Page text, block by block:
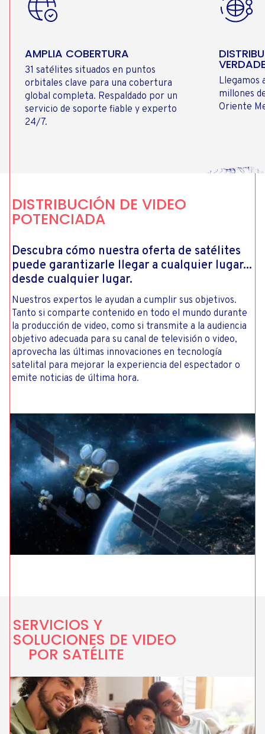
AMPLIA COBERTURA
31 satélites situados en puntos
orbitales clave para una cobertura
global completa. Respaldado por un
servicio de soporte fiable y experto
24/7.
Llegamos
millones
Oriente
DISTRIBUCIÓN DE VIDEO
POTENCIADA
Descubra cómo nuestra oferta de satélites
puede garantizarle llegar a cualquier lugar...
desde cualquier lugar.
Nuestros expertos le ayudan a cumplir sus objetivos.
Tanto si comparte contenido en todo el mundo durante
la producción de video, como si transmite a la audiencia
objetivo adecuada para su canal de televisión o video,
aprovecha las últimas innovaciones en tecnología
satelital para mejorar la experiencia del espectador o
emite noticias de última hora.
SERVICIOS Y
SOLUCIONES DE VIDEO
POR SATÉLITE